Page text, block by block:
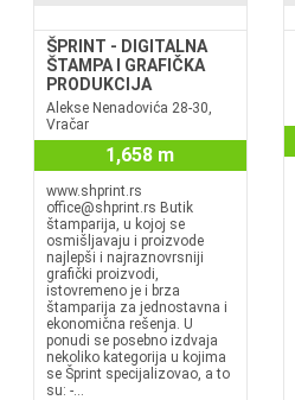
ŠPRINT - DIGITALNA
ŠTAMPA I GRAFIČKA
PRODUKCIJA
Alekse Nenadovića 28-30,
Vračar
1,658 m
www.shprint.rs
office@shprint.rs Butik
štamparija, u kojoj se
osmišljavaju i proizvode
najlepši i najraznovrsniji
grafički proizvodi,
istovremeno je i brza
štamparija za jednostavna i
ekonomična rešenja. U
ponudi se posebno izdvaja
nekoliko kategorija u kojima
se Šprint specijalizovao, a to
su: -...